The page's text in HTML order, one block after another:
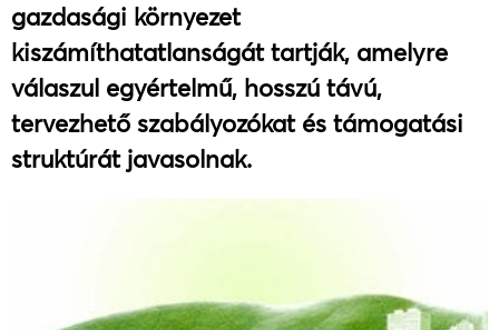
gazdasági környezet
kiszámíthatatlanságát tartják, amelyre
válaszul egyértelmű, hosszú távú,
tervezhető szabályozókat és támogatási
struktúrát javasolnak.